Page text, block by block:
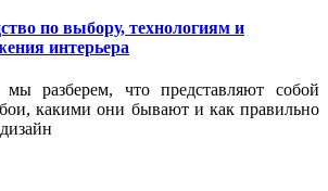
по выбору, технологиям и
интерьера
разберем, что представляют собой
какими они бывают и как правильно